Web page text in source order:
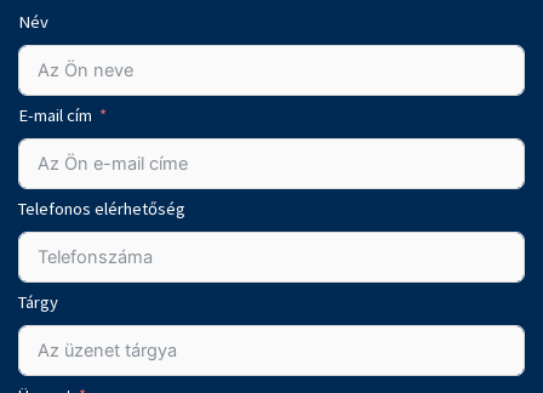
Név
E-mail cím
Telefonos elérhetőség
Tárgy